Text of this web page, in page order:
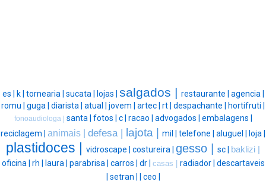
es | k | tornearia | sucata | lojas | salgados | restaurante | agencia |
romu | guga | diarista | atual | jovem | artec | rt | despachante | hortifruti |
fonoaudiologa | santa | fotos | c | racao | advogados | embalagens |
reciclagem | animais | defesa | lajota | mil | telefone | aluguel | loja |
plastidoces | vidroscape | costureira | gesso | sc |
baklizi |
oficina | rh | laura | parabrisa | carros | dr | casas | radiador | descartaveis
setran | ceo |